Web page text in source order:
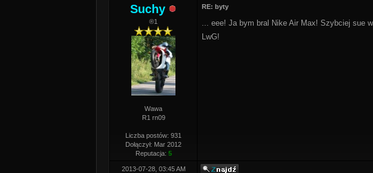
Suchy
®1
Wawa
R1 rn09
Liczba postów: 931
Dołączył: Mar 2012
Reputacja: 5
RE: byty
... eee! Ja bym bral Nike Air Max! Szybciej sue
LwG!
2013-07-28, 03:45 AM